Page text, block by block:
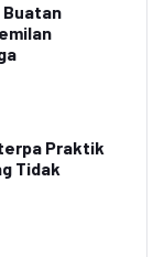
Buatan
Praktik
Tidak